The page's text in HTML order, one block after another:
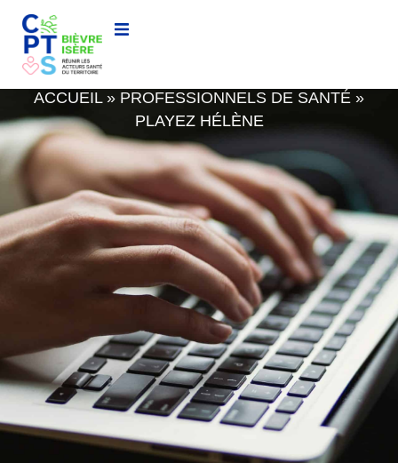
PLAYEZ HÉLÈNE
ACCUEIL» PROFESSIONNELS DE SANTÉ »
PLAYEZ HÉLÈNE